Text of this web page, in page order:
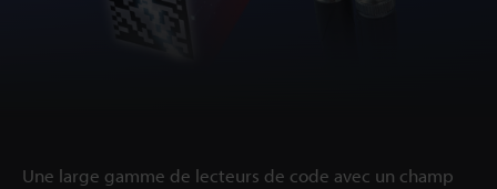
Une large gamme de lecteurs de code avec un champ